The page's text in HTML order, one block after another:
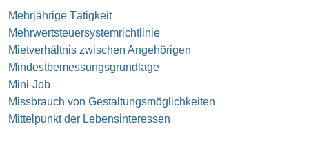
Mehrjährige Tätigkeit
Mehrwertsteuersystemrichtlinie
Mietverhältnis zwischen Angehörigen
Mindestbemessungsgrundlage
Mini-Job
Missbrauch von Gestaltungsmöglichkeiten
Mittelpunkt der Lebensinteressen